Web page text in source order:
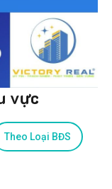
vực
Theo Loại BĐS